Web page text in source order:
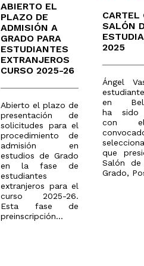
ABIERTO EL
PLAZO DE
ADMISIÓN A
GRADO PARA
ESTUDIANTES
EXTRANJEROS
CURSO 2025-26
Abierto el plazo de
presentación de
solicitudes para el
procedimiento de
admisión en
estudios de Grado
en la fase de
estudiantes
extranjeros para el
curso 2025-26.
Esta fase de
preinscripción...
CARTEL
SALÓN
2025
Ángel
en
ha sido
con
que
Salón de
Grado,